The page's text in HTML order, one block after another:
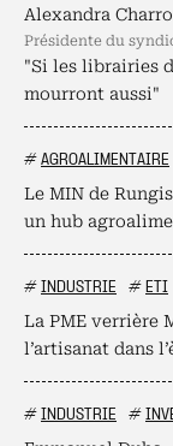
Alexandra
présidente du
"Si les librairies
mourront aussi"
# AGROALIMENTAIRE
Le MIN de
un hub
# INDUSTRIE # ETI
La PME verrière
l’artisanat dans
# INDUSTRIE #